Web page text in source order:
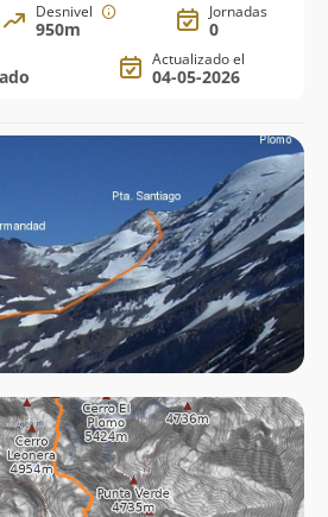
Desnivel
950m
Jornadas
0
Actualizado el
04-05-2026